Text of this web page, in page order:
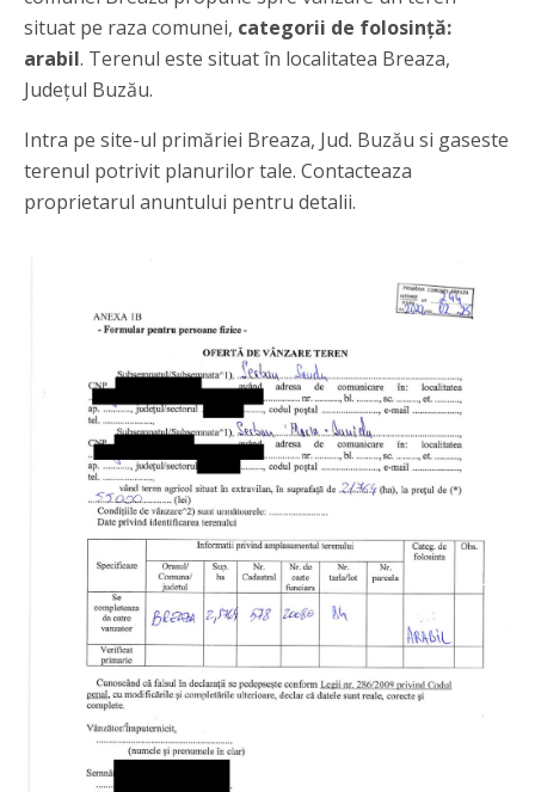
situat pe raza comunei, categorii de folosință:
arabil. Terenul este situat în localitatea Breaza,
Județul Buzău.
Intra pe site-ul primăriei Breaza, Jud. Buzău si gaseste
terenul potrivit planurilor tale. Contacteaza
proprietarul anuntului pentru detalii.